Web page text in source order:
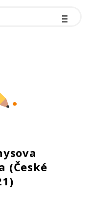
-
-
-
-
-
-
.
(České